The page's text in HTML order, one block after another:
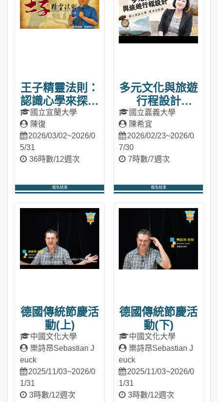
王子精靈法則：
認識心學來探險
你的人生
（2026春季
班）
國立宜蘭大學
陳復
2026/03/02~2026/0
5/31
36時數/12週次
報名結束
多元文化與旅遊
行程設計
（2026春季
班）
國立嘉義大學
陳希宜
2026/02/23~2026/0
7/30
7時數/7週次
報名結束
德國傳統節慶活
動(上)
中國文化大學
樂詩昂Sebastian J
euck
2025/11/03~2026/0
1/31
3時數/12週次
德國傳統節慶活
動(下)
中國文化大學
樂詩昂Sebastian J
euck
2025/11/03~2026/0
1/31
3時數/12週次